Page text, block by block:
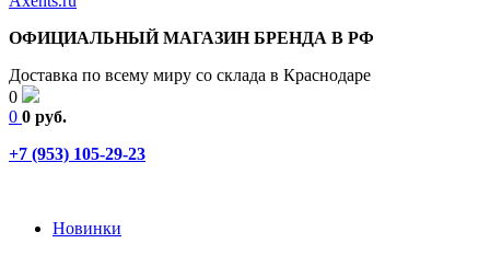
ОФИЦИАЛЬНЫЙ МАГАЗИН БРЕНДА В РФ
Доставка по всему миру со склада в Краснодаре
0
0 0 руб.
+7 (953) 105-29-23
Новинки